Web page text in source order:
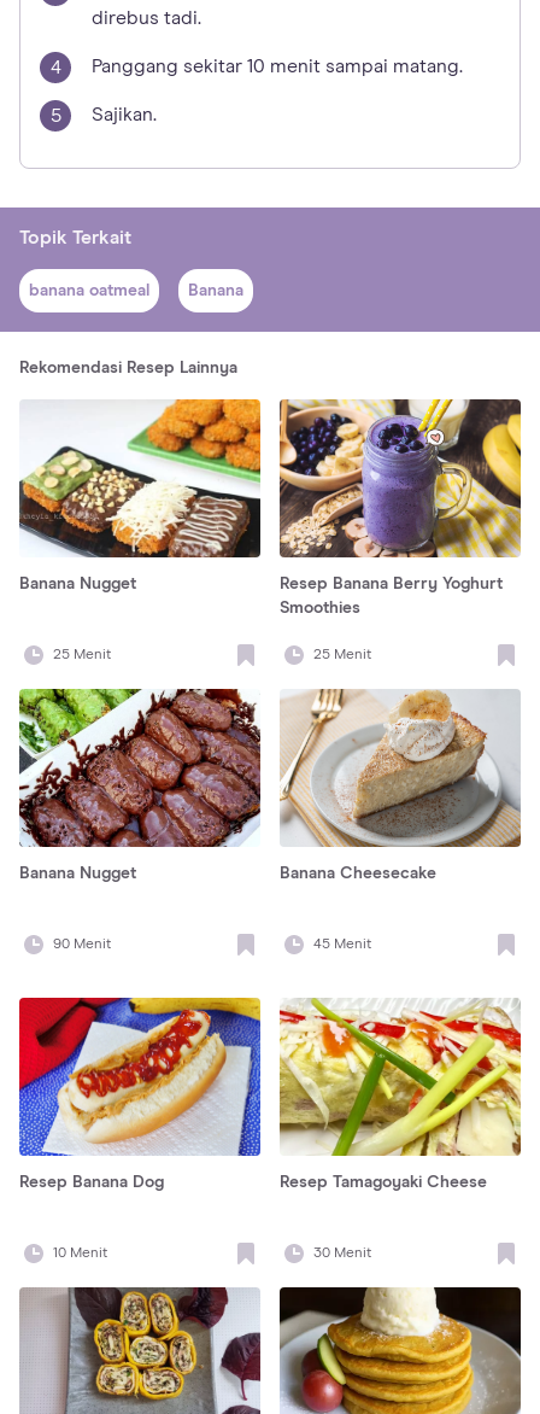
direbus tadi.
Panggang sekitar 10 menit sampai matang.
Sajikan.
Topik Terkait
banana oatmeal Banana
Rekomendasi Resep Lainnya
Banana Nugget
25 Menit
Resep Banana Berry Yoghurt
Smoothies
25 Menit
Banana Nugget
90 Menit
Banana Cheesecake
45 Menit
Resep Banana Dog
10 Menit
Resep Tamagoyaki Cheese
30 Menit